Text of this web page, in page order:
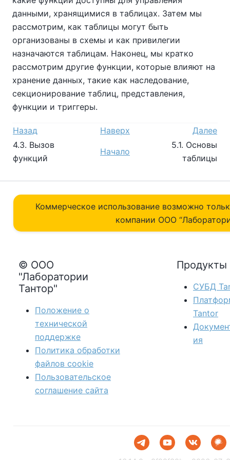
данными, хранящимися в таблицах. Затем мы
рассмотрим, как таблицы могут быть
организованы в схемы и как привилегии
назначаются таблицам. Наконец, мы кратко
рассмотрим другие функции, которые влияют на
хранение данных, такие как наследование,
секционирование таблиц, представления,
функции и триггеры.
Назад Наверх
Далее
4.3. Вызов
функций
Начало
5.1. Основы
таблицы
Коммерческое использование возможно
компании ОOO
© ООО
"Лаборатории
Тантор"
Положение о
технической
поддержке
Политика обработки
файлов сookie
Пользовательское
соглашение сайта
Продукты
СУБД
Tantor
ия